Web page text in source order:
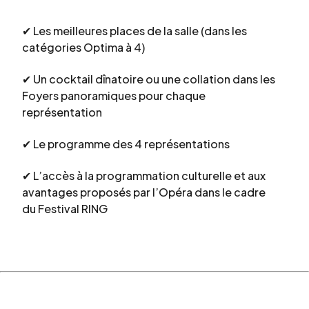
✔ Les meilleures places de la salle (dans les
catégories Optima à 4)
✔ Un cocktail dînatoire ou une collation dans les
Foyers panoramiques pour chaque
représentation
✔ Le programme des 4 représentations
✔ L’accès à la programmation culturelle et aux
avantages proposés par l’Opéra dans le cadre
du Festival RING